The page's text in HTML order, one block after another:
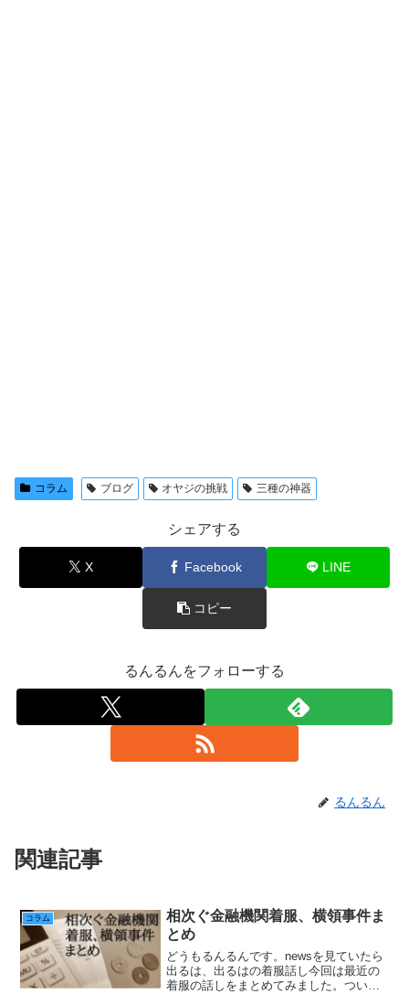
コラム ブログ オヤジの挑戦 三種の神器
シェアする
X Facebook LINE
コピー
るんるんをフォローする
るんるん
関連記事
コラム
相次ぐ金融機関着服、横領事件ま
とめ
どうもるんるんです。newsを見ていたら
出るは、出るはの着服話し今回は最近の
着服の話しをまとめてみました。つい魔